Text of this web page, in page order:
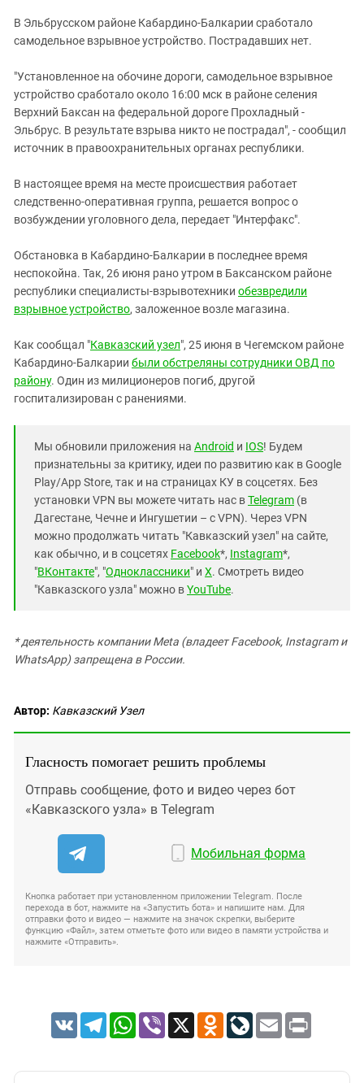
КАВКАЗ ЗА ПАЛЕСТИНУ
ИНАКОМЫСЛИЕ В ЧЕЧНЕ
МОБИЛИЗАЦИЯ И ПРОТЕСТЫ
Ингушетия
Калмыкия
Карачаево-Черкесия
Краснодарский край
Российская Федерация
Ростовская область
Ставропольский край
Чечня
Южная Осетия
Южный Кавказ
В Эльбрусском районе Кабардино-Балкарии сработало
самодельное взрывное устройство. Пострадавших нет.
"Установленное на обочине дороги, самодельное взрывное
устройство сработало около 16:00 мск в районе селения
Верхний Баксан на федеральной дороге Прохладный -
Эльбрус. В результате взрыва никто не пострадал", - сообщил
источник в правоохранительных органах республики.
В настоящее время на месте происшествия работает
следственно-оперативная группа, решается вопрос о
возбуждении уголовного дела, передает "Интерфакс".
Обстановка в Кабардино-Балкарии в последнее время
неспокойна. Так, 26 июня рано утром в Баксанском районе
республики специалисты-взрывотехники обезвредили
взрывное устройство, заложенное возле магазина.
Как сообщал "Кавказский узел", 25 июня в Чегемском районе
Кабардино-Балкарии были обстреляны сотрудники ОВД по
району. Один из милиционеров погиб, другой
госпитализирован с ранениями.
Мы обновили приложения на Android и IOS! Будем
признательны за критику, идеи по развитию как в Google
Play/App Store, так и на страницах КУ в соцсетях. Без
установки VPN вы можете читать нас вTelegram (в
Дагестане, Чечне и Ингушетии – с VPN). Через VPN
можно продолжать читать "Кавказский узел" на сайте,
как обычно, и в соцсетях Facebook*, Instagram*,
"ВКонтакте", "Одноклассники" и X. Смотреть видео
"Кавказского узла" можно вYouTube.
* деятельность компании Meta (владеет Facebook, Instagram и
WhatsApp) запрещена в России.
Автор: Кавказский Узел
Гласность помогает решить проблемы
Отправь сообщение, фото и видео через бот
«Кавказского узла» в Telegram
Мобильная форма
Кнопка работает при установленном приложении Telegram. После
перехода в бот, нажмите на «Запустить бота» и напишите нам. Для
отправки фото и видео — нажмите на значок скрепки, выберите
функцию «Файл», затем отметьте фото или видео в памяти устройства и
нажмите «Отправить».
VK TelegramWhatsApp
Viber X Odnoklassniki
LiveJournal
Email Print